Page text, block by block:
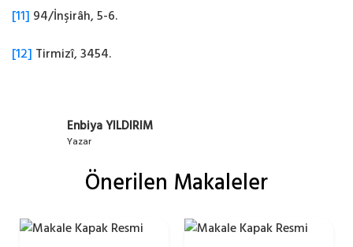
[11] 94/İnşirâh, 5-6.
[12] Tirmizî, 3454.
Enbiya YILDIRIM
Yazar
Önerilen Makaleler